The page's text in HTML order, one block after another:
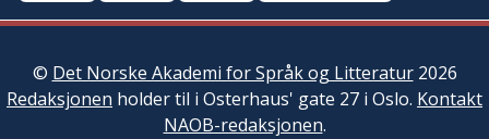
© Det Norske Akademi for Språk og Litteratur2026
Redaksjonen holder til i Osterhaus' gate 27 i Oslo. Kontakt
NAOB-redaksjonen.